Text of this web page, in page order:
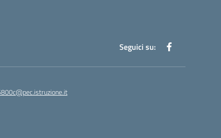
Seguici su: